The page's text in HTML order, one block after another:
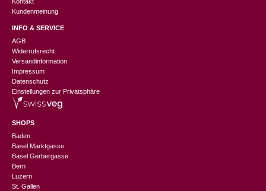
Kontakt
Kundenmeinung
INFO & SERVICE
AGB
Widerrufsrecht
Versandinformation
Impressum
Datenschutz
Einstellungen zur Privatsphäre
SHOPS
Baden
Basel Marktgasse
Basel Gerbergasse
Bern
Luzern
St. Gallen